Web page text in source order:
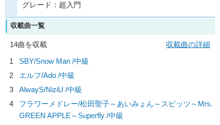
グレード：超入門
収載曲一覧
14曲を収載
収載曲の詳細
1
SBY/Snow Man /中級
2
エルフ/Ado /中級
3
AlwayS/NiziU /中級
4
フラワーメドレー/松田聖子～あいみょん～スピッツ～Mrs.
GREEN APPLE～Superfly /中級